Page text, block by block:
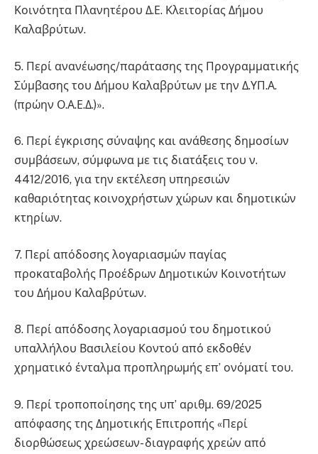
Κοινότητα Πλανητέρου Δ.Ε. Κλειτορίας Δήμου
Καλαβρύτων.
5. Περί ανανέωσης/παράτασης της Προγραμματικής
Σύμβασης του Δήμου Καλαβρύτων με την Δ.ΥΠ.Α.
(πρώην Ο.Α.Ε.Δ.)».
6. Περί έγκρισης σύναψης και ανάθεσης δημοσίων
συμβάσεων, σύμφωνα με τις διατάξεις του ν.
4412/2016, για την εκτέλεση υπηρεσιών
καθαριότητας κοινοχρήστων χώρων και δημοτικών
κτηρίων.
7. Περί απόδοσης λογαριασμών παγίας
προκαταβολής Προέδρων Δημοτικών Κοινοτήτων
του Δήμου Καλαβρύτων.
8. Περί απόδοσης λογαριασμού του δημοτικού
υπαλλήλου Βασιλείου Κοντού από εκδοθέν
χρηματικό ένταλμα προπληρωμής επ’ ονόματί του.
9. Περί τροποποίησης της υπ’ αριθμ. 69/2025
απόφασης της Δημοτικής Επιτροπής «Περί
διορθώσεως χρεώσεων- διαγραφής χρεών από